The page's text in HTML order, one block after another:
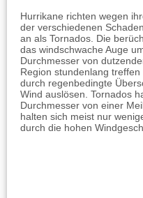
Hurrikane richten wegen
der verschiedenen
an als Tornados. Die
das windschwache Auge
Durchmesser von
Region stundenlang
durch regenbedingte
Wind auslösen. Tornados
Durchmesser von einer
halten sich meist nur
durch die hohen